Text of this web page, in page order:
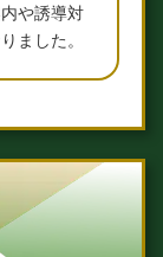
や誘導対
ました。